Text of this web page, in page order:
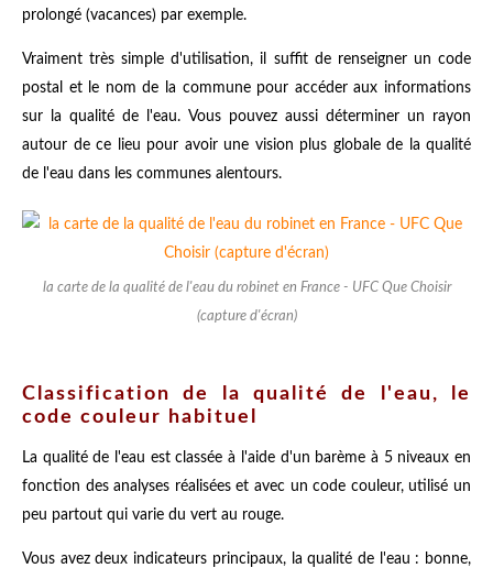
prolongé (vacances) par exemple.
Vraiment très simple d'utilisation, il suffit de renseigner un code
postal et le nom de la commune pour accéder aux informations
sur la qualité de l'eau. Vous pouvez aussi déterminer un rayon
autour de ce lieu pour avoir une vision plus globale de la qualité
de l'eau dans les communes alentours.
la carte de la qualité de l'eau du robinet en France - UFC Que Choisir
(capture d'écran)
Classification de la qualité de l'eau, le
code couleur habituel
La qualité de l'eau est classée à l'aide d'un barème à 5 niveaux en
fonction des analyses réalisées et avec un code couleur, utilisé un
peu partout qui varie du vert au rouge.
Vous avez deux indicateurs principaux, la qualité de l'eau : bonne,